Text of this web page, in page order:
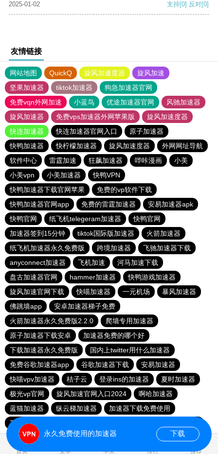
2025-01-02
支持[0] 反对[0]
友情链接
网站地图 QuickQ 旋风加速度器
旋风加速
坚果加速器
tiktok加速器
狗急加速器官网
免费vqn外网加速
小蓝鸟 优途加速器官网
风驰加速器
旋风加速器
免费vps加速器外网苹果版
旋风加速度器
快连加速器
快连加速器官网入口
原子加速器
快鸭加速器
快柠檬加速器 旋风加速度器
外网网址导航
软件中心
雷霆加速 狂飙加速器 哔咔漫画
小美
小美vpn
小美加速器
快鸭VPN
快鸭加速器下载官网苹果
免费的vp软件下载
快鸭加速器官网app
免费的雷霆加速器
安易加速器apk
快鸭官网
纸飞机telegeram加速器
快鸭官网
加速器签到15分钟
tiktok国际版加速器
火箭加速器
纸飞机加速器永久免费版
跨境加速器
飞驰加速器下载
anyconnect加速器
飞机加速
河马加速下载
盘古加速器官网
hammer加速器
快鸭游戏加速器
旋风加速官网下载
快喵加速器 一元机场
暴风加速器
佛跳墙app
安卓加速器梯子免费
火箭加速器永久免费版2.2.0
爬墙专用加速器
原子加速器下载安卓
加速器免费的哪个好
下载加速器永久免费版
国内上twitter用什么加速器
免费谷歌加速器app
谷歌加速器下载
安易加速器
快喵vpv加速器
桔子云 登录ins的加速器
夏时加速器
极光vp官网
旋风加速官网入口2024
啊哈加速器
蓝猫加速器
纵云梯加速器
加速器下载免费使用
78加速器
首页 安卓 苹果 排行 推荐
永久免费使用的加速器 下载
0.016596s